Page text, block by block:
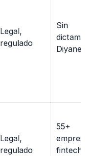
Legal,
regulado
Sin
dictamen
Diyanet
Legal,
regulado
55+
empresas
fintech